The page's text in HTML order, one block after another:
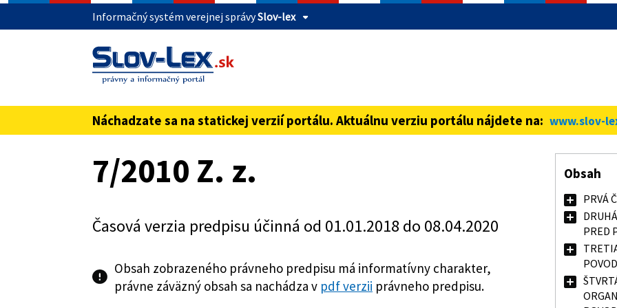
Informačný systém verejnej správySlov-lex
Táto stránka je zabezpečená
Buďte pozorní a vždy sa uistite, že zdieľate informácie iba cez zabezpečenú
pred názvom domény webového sídla.
Náchadzate sa na statickej verzií portálu. Aktuálnu verziu portálu nájdete na: www.slov-
7/2010 Z. z.
Časová verzia predpisu účinná od 01.01.2018 do 08.04.2020
Obsah zobrazeného právneho predpisu má informatívny charakter,
právne záväzný obsah sa nachádza v pdf verzii právneho predpisu.
Obsah
PRVÁ
PRED